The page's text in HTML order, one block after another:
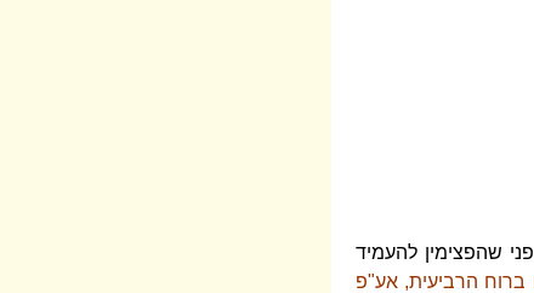
שהפצימין להעמיד
הרביעית, אע"פ